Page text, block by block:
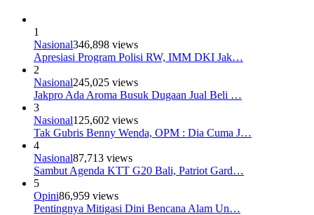
1
Nasional346,898 views
Apresiasi Program Polisi RW, IMM DKI Jak…
2
Nasional245,025 views
Jakpro Ada Aroma Busuk Dugaan Jual Beli …
3
Nasional125,602 views
Tak Gubris Benny Wenda, OPM : Dia Cuma J…
4
Nasional87,713 views
Sambut Agenda KTT G20 Bali, Patriot Gard…
5
Opini86,959 views
Pentingnya Mitigasi Dini Bencana Alam Un…